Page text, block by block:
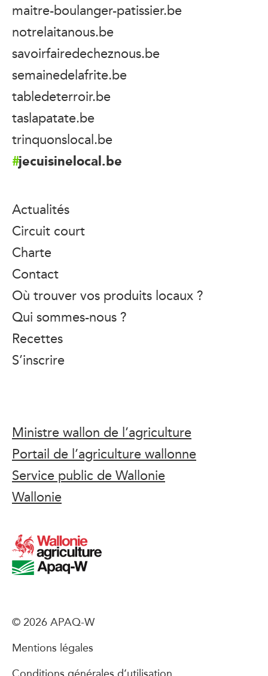
maitre-boulanger-patissier.be
notrelaitanous.be
savoirfairedecheznous.be
semainedelafrite.be
tabledeterroir.be
taslapatate.be
trinquonslocal.be
jecuisinelocal.be
Actualités
Circuit court
Charte
Contact
Où trouver vos produits locaux ?
Qui sommes-nous ?
Recettes
S’inscrire
Ministre wallon de l’agriculture
Portail de l’agriculture wallonne
Service public de Wallonie
Wallonie
© 2026 APAQ-W
Mentions légales